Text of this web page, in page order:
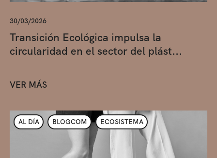
30/03/2026
Transición Ecológica impulsa la
circularidad en el sector del plást...
VER MÁS
AL DÍA BLOGCOM ECOSISTEMA